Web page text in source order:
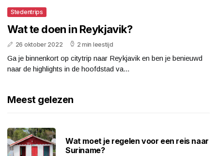
Stedentrips
Wat te doen in Reykjavik?
26 oktober 2022 2 min leestijd
Ga je binnenkort op citytrip naar Reykjavik en ben je benieuwd
naar de highlights in de hoofdstad va...
Meest gelezen
Wat moet je regelen voor een reis naar
Suriname?